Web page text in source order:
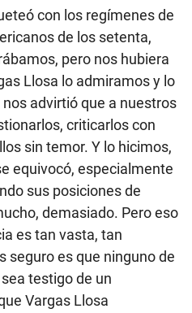
con los regímenes de
de los setenta,
pero nos hubiera
Llosa lo admiramos y lo
advirtió que a nuestros
criticarlos con
sin temor. Y lo hicimos,
equivocó, especialmente
sus posiciones de
demasiado. Pero eso
es tan vasta, tan
seguro es que ninguno de
testigo de un
Vargas Llosa